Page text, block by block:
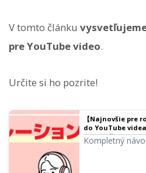
V tomto článku
pre YouTube video.
Určite si ho pozrite!
【Najnovšie pre
do YouTube
odporúčaných AI
metódy
Kompletný